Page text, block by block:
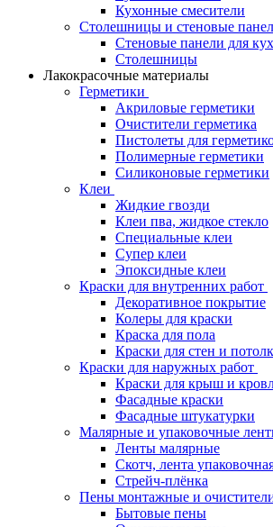
Кухонные смесители
Столешницы и стеновые
Стеновые панели для
Столешницы
Лакокрасочные материалы
Герметики
Акриловые герметики
Очистители герметика
Пистолеты для
Полимерные герметики
Силиконовые герметики
Клеи
Жидкие гвозди
Клеи пва, жидкое стекло
Специальные клеи
Супер клеи
Эпоксидные клеи
Краски для внутренних работ
Декоративное покрытие
Колеры для краски
Краска для пола
Краски для стен и
Краски для наружных работ
Краски для крыш и
Фасадные краски
Фасадные штукатурки
Малярные и упаковочные
Ленты малярные
Скотч, лента
Стрейч-плёнка
Пены монтажные и
Бытовые пены